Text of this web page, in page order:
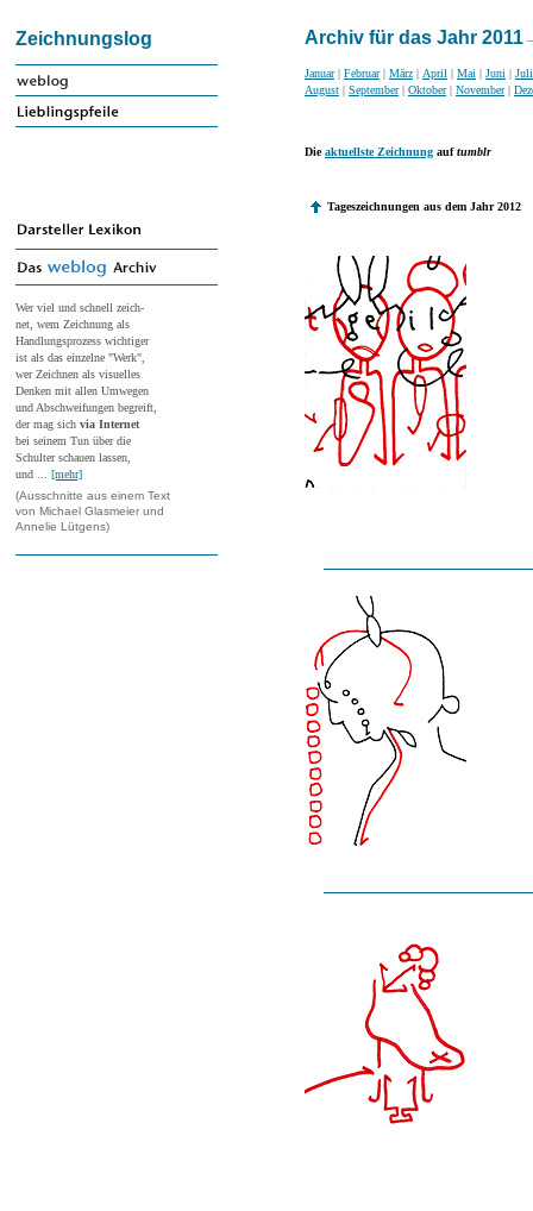
Zeichnungslog
Wer viel und schnell zeich-
net, wem Zeichnung als
Handlungsprozess wichtiger
ist als das einzelne "Werk",
wer Zeichnen als visuelles
Denken mit allen Umwegen
und Abschweifungen begreift,
der mag sich via Internet
bei seinem Tun über die
Schulter schauen lassen,
und ... [mehr]
(Ausschnitte aus einem Text
von Michael Glasmeier und
Annelie Lütgens)
Archiv für das Jahr 2011
Januar| Februar| März | April | Mai | Juni | Juli
August | September| Oktober| November|
Dieaktuellste Zeichnung auftumblr
Tageszeichnungen aus dem Jahr 2012